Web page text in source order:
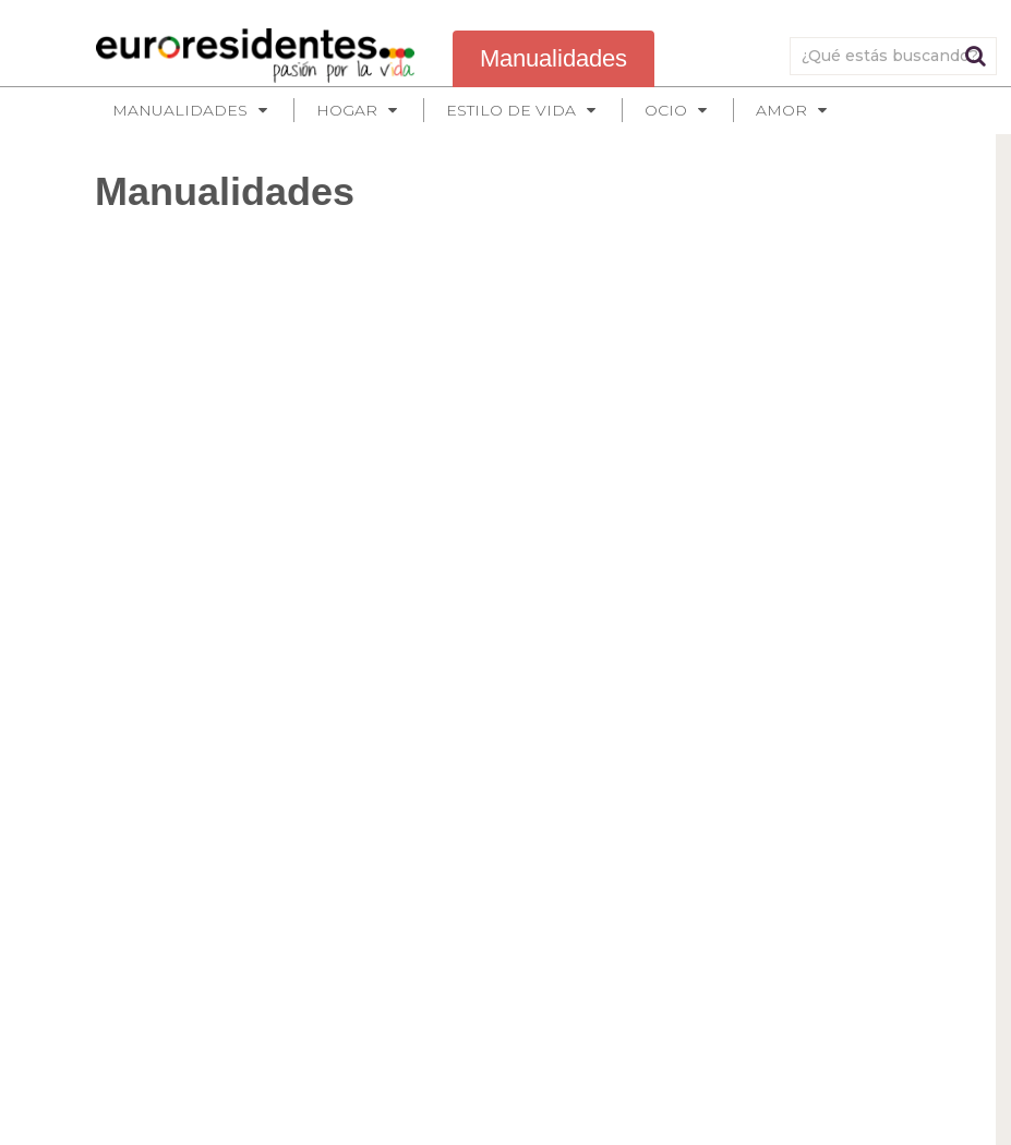
Manualidades
MANUALIDADES HOGAR ESTILO DE VIDA OCIO AMOR
Manualidades